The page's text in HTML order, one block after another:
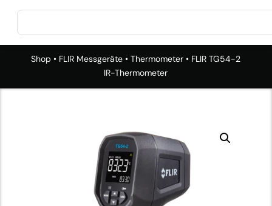
Shop • FLIR Messgeräte •Thermometer • FLIR TG54-2
IR-Thermometer